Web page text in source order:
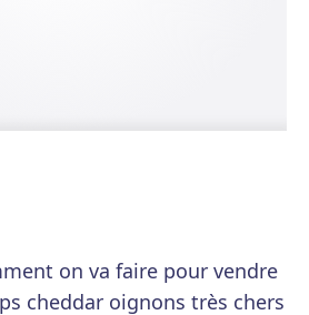
on va faire pour vendre
cheddar oignons très chers